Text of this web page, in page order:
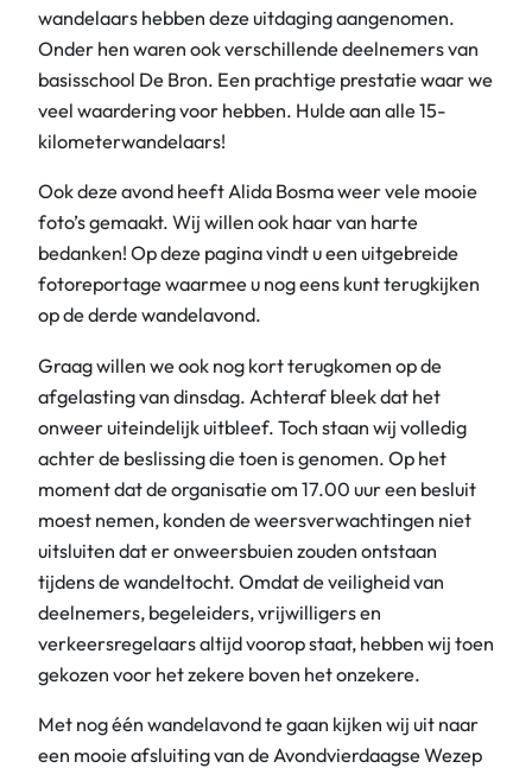
wandelaars hebben deze uitdaging aangenomen.
Onder hen waren ook verschillende deelnemers van
basisschool De Bron. Een prachtige prestatie waar we
veel waardering voor hebben. Hulde aan alle 15-
kilometerwandelaars!
Ook deze avond heeft Alida Bosma weer vele mooie
foto’s gemaakt. Wij willen ook haar van harte
bedanken! Op deze pagina vindt u een uitgebreide
fotoreportage waarmee u nog eens kunt terugkijken
op de derde wandelavond.
Graag willen we ook nog kort terugkomen op de
afgelasting van dinsdag. Achteraf bleek dat het
onweer uiteindelijk uitbleef. Toch staan wij volledig
achter de beslissing die toen is genomen. Op het
moment dat de organisatie om 17.00 uur een besluit
moest nemen, konden de weersverwachtingen niet
uitsluiten dat er onweersbuien zouden ontstaan
tijdens de wandeltocht. Omdat de veiligheid van
deelnemers, begeleiders, vrijwilligers en
verkeersregelaars altijd voorop staat, hebben wij toen
gekozen voor het zekere boven het onzekere.
Met nog één wandelavond te gaan kijken wij uit naar
een mooie afsluiting van de Avondvierdaagse Wezep